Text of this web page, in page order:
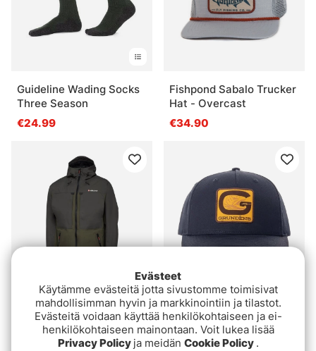
Guideline Wading Socks
Three Season
€24.99
Fishpond Sabalo Trucker
Hat - Overcast
€34.90
Greys Fin Fishing Jacket
€84.90 €84.90
Grundéns G Trout
Trucker Navy
€15.90 €18.90
Evästeet
Käytämme evästeitä jotta sivustomme toimisivat
mahdollisimman hyvin ja markkinointiin ja tilastot.
Evästeitä voidaan käyttää henkilökohtaiseen ja ei-
henkilökohtaiseen mainontaan. Voit lukea lisää
Privacy Policy ja meidän Cookie Policy .